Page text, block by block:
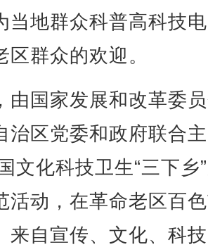
当地群众科普高科技
区群众的欢迎。
国家发展和改革委
治区党委和政府联合
文化科技卫生“三下乡
活动，在革命老区百
来自宣传、文化、科